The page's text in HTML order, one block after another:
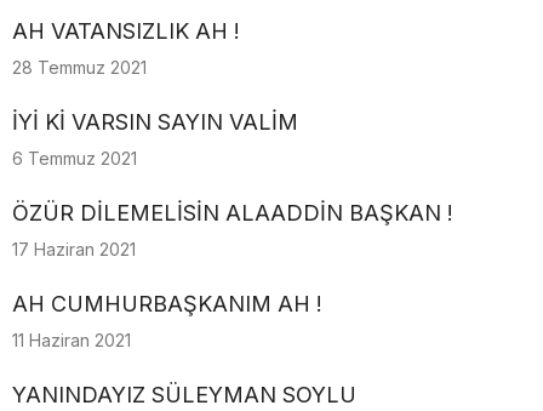
AH VATANSIZLIK AH !
28 Temmuz 2021
İYİ Kİ VARSIN SAYIN VALİM
6 Temmuz 2021
ÖZÜR DİLEMELİSİN ALAADDİN BAŞKAN !
17 Haziran 2021
AH CUMHURBAŞKANIM AH !
11 Haziran 2021
YANINDAYIZ SÜLEYMAN SOYLU